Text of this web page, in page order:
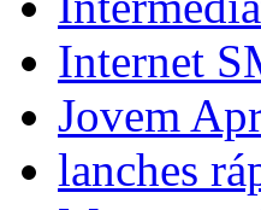
Internet
Jovem
lanches